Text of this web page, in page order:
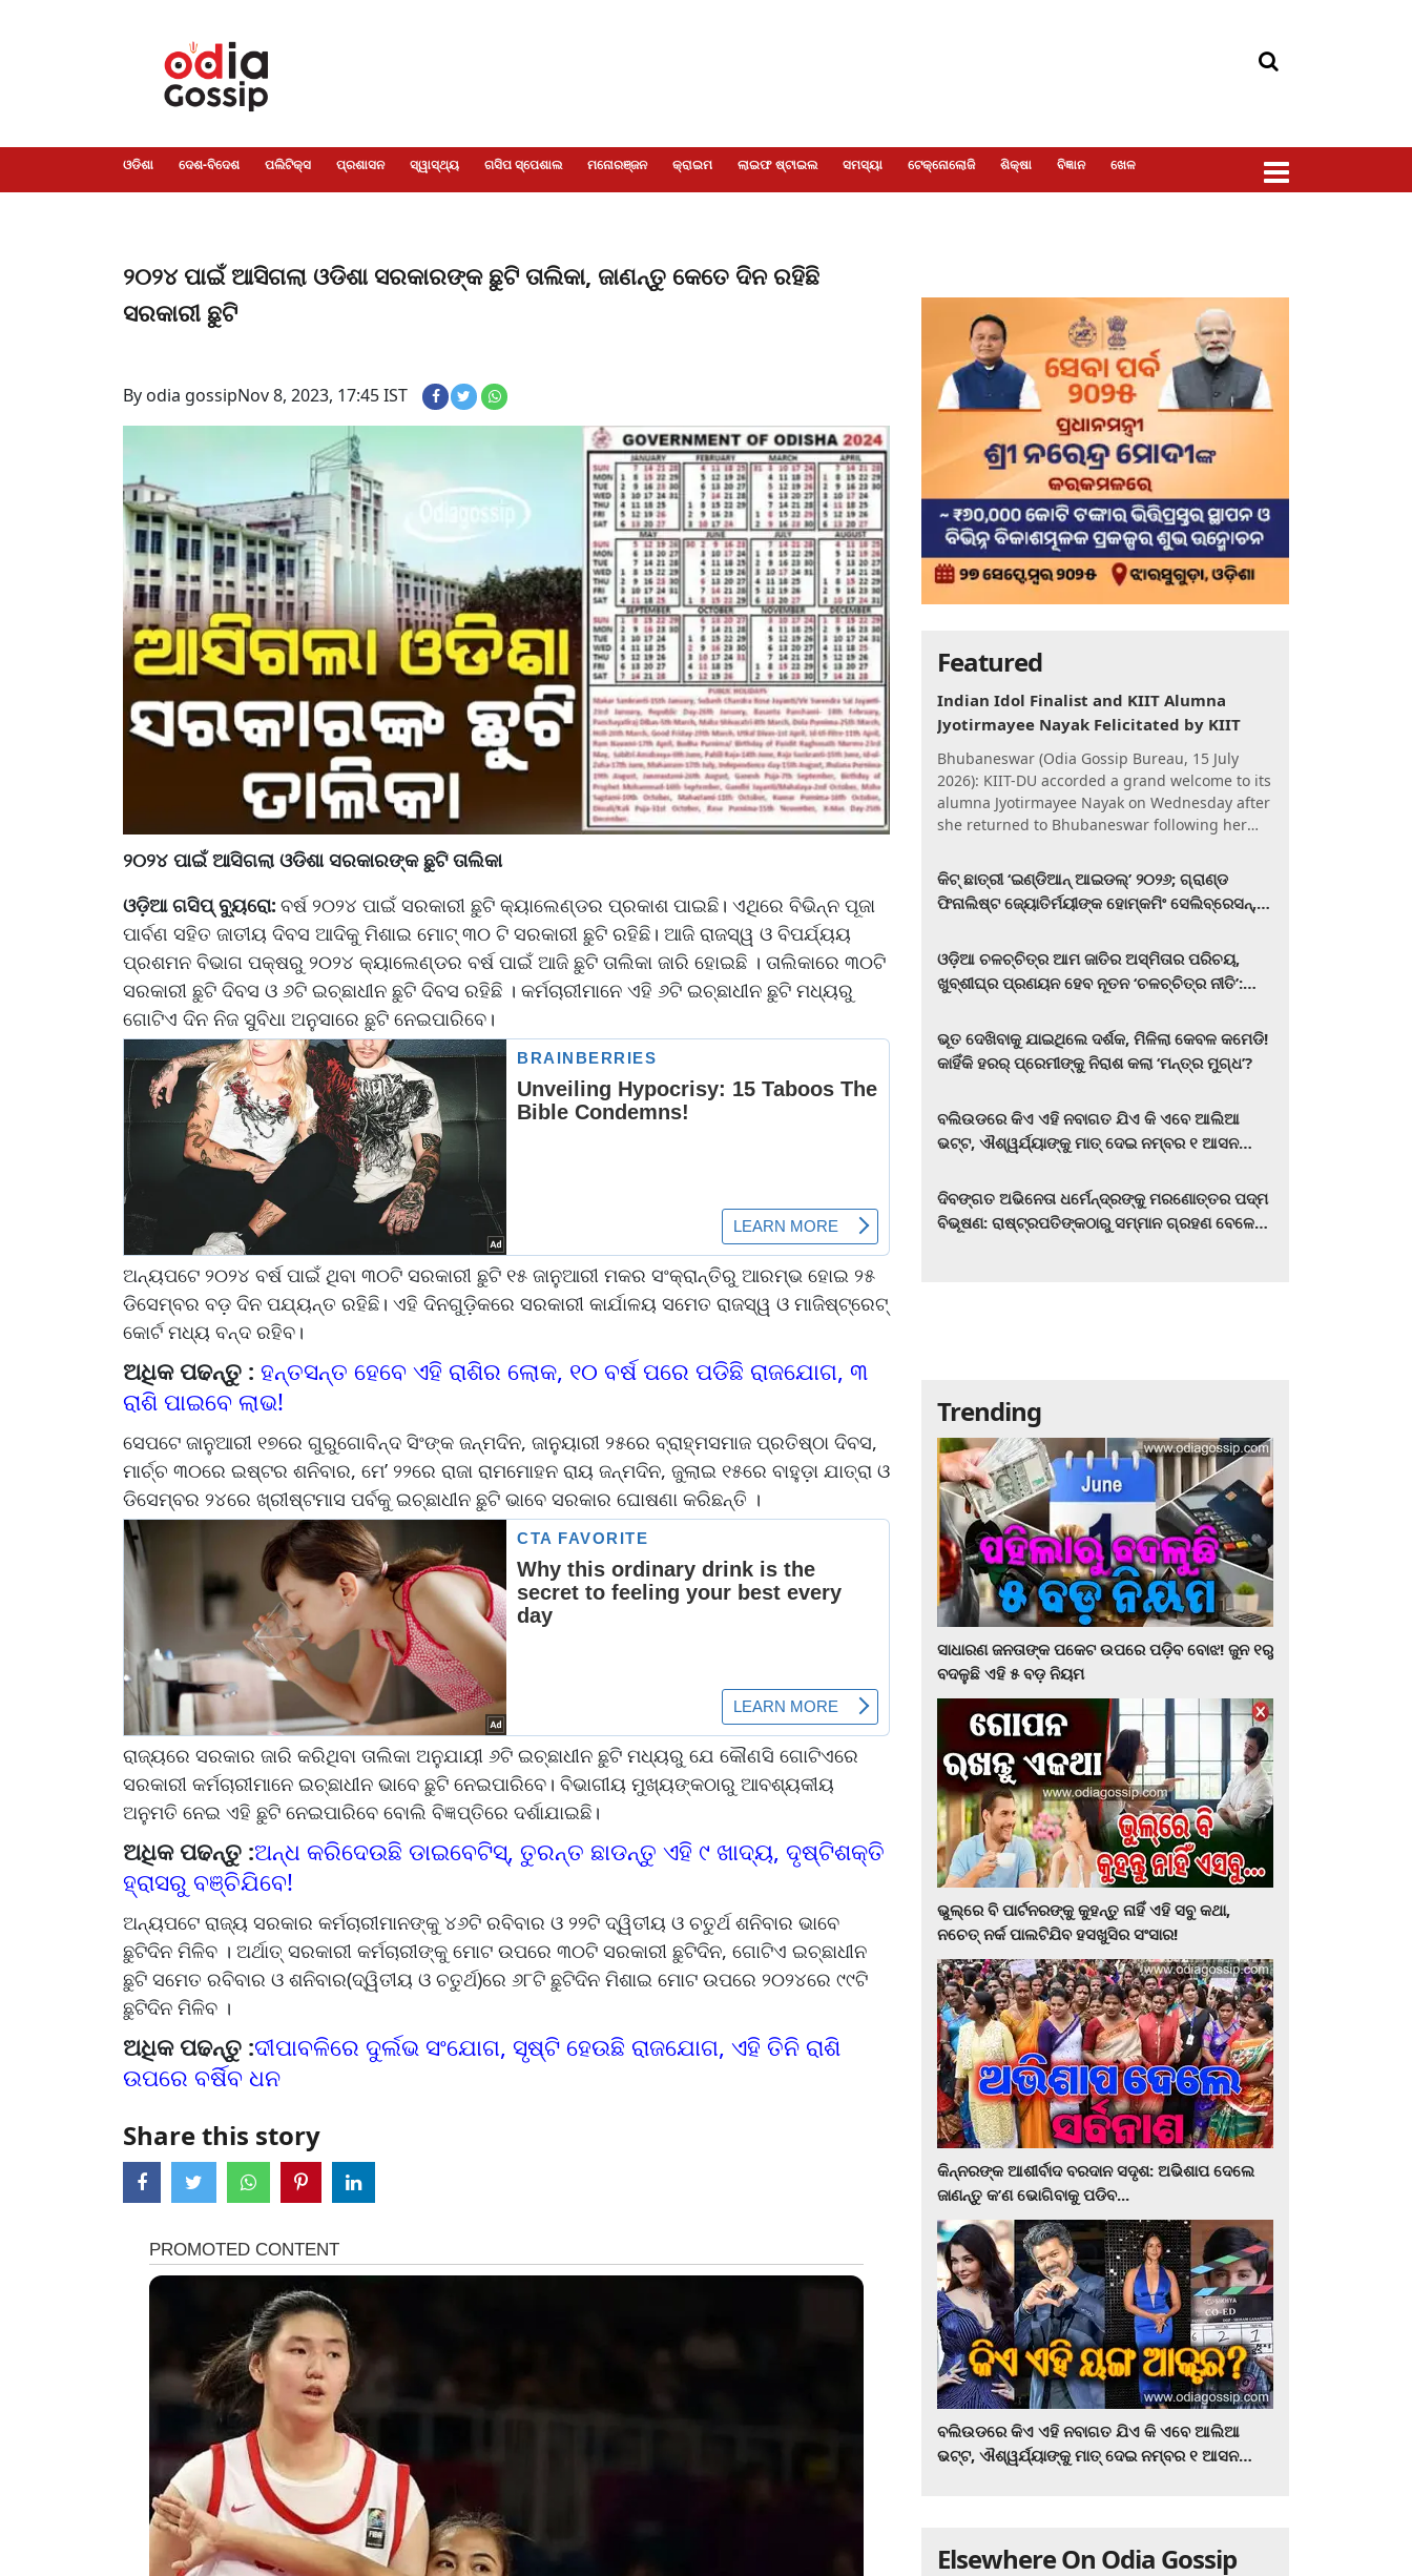
ଓଡିଶା ଦେଶ-ବିଦେଶ ପଲିଟିକ୍ସ ପ୍ରଶାସନ ସ୍ୱାସ୍ଥ୍ୟ ଗସିପ ସ୍ପେଶାଲ ମନୋରଞ୍ଜନ କ୍ରାଇମ ଲାଇଫ ଷ୍ଟାଇଲ ସମସ୍ୟା ଟେକ୍ନୋଲୋଜି ଶିକ୍ଷା ବିଜ୍ଞାନ ଖେଳ
୨୦୨୪ ପାଇଁ ଆସିଗଲା ଓଡିଶା ସରକାରଙ୍କ ଛୁଟି ତାଲିକା, ଜାଣନ୍ତୁ କେତେ ଦିନ ରହିଛି
ସରକାରୀ ଛୁଟି
By odia gossipNov 8, 2023, 17:45 IST
୨୦୨୪ ପାଇଁ ଆସିଗଲା ଓଡିଶା ସରକାରଙ୍କ ଛୁଟି ତାଲିକା
ଓଡ଼ିଆ ଗସିପ୍ ବ୍ୟୁରୋ: ବର୍ଷ ୨୦୨୪ ପାଇଁ ସରକାରୀ ଛୁଟି କ୍ୟାଲେଣ୍ଡର ପ୍ରକାଶ ପାଇଛି। ଏଥିରେ ବିଭିନ୍ନ ପୂଜା
ପାର୍ବଣ ସହିତ ଜାତୀୟ ଦିବସ ଆଦିକୁ ମିଶାଇ ମୋଟ୍ ୩୦ ଟି ସରକାରୀ ଛୁଟି ରହିଛି। ଆଜି ରାଜସ୍ୱ ଓ ବିପର୍ଯ୍ୟୟ
ପ୍ରଶମନ ବିଭାଗ ପକ୍ଷରୁ ୨୦୨୪ କ୍ୟାଲେଣ୍ଡର ବର୍ଷ ପାଇଁ ଆଜି ଛୁଟି ତାଲିକା ଜାରି ହୋଇଛି । ତାଲିକାରେ ୩୦ଟି
ସରକାରୀ ଛୁଟି ଦିବସ ଓ ୬ଟି ଇଚ୍ଛାଧୀନ ଛୁଟି ଦିବସ ରହିଛି । କର୍ମଚାରୀମାନେ ଏହି ୬ଟି ଇଚ୍ଛାଧୀନ ଛୁଟି ମଧ୍ୟରୁ
ଗୋଟିଏ ଦିନ ନିଜ ସୁବିଧା ଅନୁସାରେ ଛୁଟି ନେଇପାରିବେ।
ଅନ୍ୟପଟେ ୨୦୨୪ ବର୍ଷ ପାଇଁ ଥିବା ୩୦ଟି ସରକାରୀ ଛୁଟି ୧୫ ଜାନୁଆରୀ ମକର ସଂକ୍ରାନ୍ତିରୁ ଆରମ୍ଭ ହୋଇ ୨୫
ଡିସେମ୍ବର ବଡ଼ ଦିନ ପଯ୍ୟନ୍ତ ରହିଛି। ଏହି ଦିନଗୁଡ଼ିକରେ ସରକାରୀ କାର୍ଯାଳୟ ସମେତ ରାଜସ୍ୱ ଓ ମାଜିଷ୍ଟ୍ରେଟ୍‌‌
କୋର୍ଟ ମଧ୍ୟ ବନ୍ଦ ରହିବ।
ଅଧିକ ପଢନ୍ତୁ : ହନ୍ତସନ୍ତ ହେବେ ଏହି ରାଶିର ଲୋକ, ୧୦ ବର୍ଷ ପରେ ପଡିଛି ରାଜଯୋଗ, ୩
ରାଶି ପାଇବେ ଲାଭ!
ସେପଟେ ଜାନୁଆରୀ ୧୭ରେ ଗୁରୁଗୋବିନ୍ଦ ସିଂଙ୍କ ଜନ୍ମଦିନ, ଜାନୁୟାରୀ ୨୫ରେ ବ୍ରାହ୍ମସମାଜ ପ୍ରତିଷ୍ଠା ଦିବସ,
ମାର୍ଚ୍ଚ ୩୦ରେ ଇଷ୍ଟର ଶନିବାର, ମେ’ ୨୨ରେ ରାଜା ରାମମୋହନ ରାୟ ଜନ୍ମଦିନ, ଜୁଲାଇ ୧୫ରେ ବାହୁଡ଼ା ଯାତ୍ରା ଓ
ଡିସେମ୍ବର ୨୪ରେ ଖ୍ରୀଷ୍ଟମାସ ପର୍ବକୁ ଇଚ୍ଛାଧୀନ ଛୁଟି ଭାବେ ସରକାର ଘୋଷଣା କରିଛନ୍ତି ।
ରାଜ୍ୟରେ ସରକାର ଜାରି କରିଥିବା ତାଲିକା ଅନୁଯାୟୀ ୬ଟି ଇଚ୍ଛାଧୀନ ଛୁଟି ମଧ୍ୟରୁ ଯେ କୌଣସି ଗୋଟିଏରେ
ସରକାରୀ କର୍ମଚାରୀମାନେ ଇଚ୍ଛାଧୀନ ଭାବେ ଛୁଟି ନେଇପାରିବେ। ବିଭାଗୀୟ ମୁଖ୍ୟଙ୍କଠାରୁ ଆବଶ୍ୟକୀୟ
ଅନୁମତି ନେଇ ଏହି ଛୁଟି ନେଇପାରିବେ ବୋଲି ବିଜ୍ଞପ୍ତିରେ ଦର୍ଶାଯାଇଛି।
ଅଧିକ ପଢନ୍ତୁ :ଅନ୍ଧ କରିଦେଉଛି ଡାଇବେଟିସ୍‌, ତୁରନ୍ତ ଛାଡନ୍ତୁ ଏହି ୯ ଖାଦ୍ୟ, ଦୃଷ୍ଟିଶକ୍ତି
ହ୍ରାସରୁ ବଞ୍ଚିଯିବେ!
ଅନ୍ୟପଟେ ରାଜ୍ୟ ସରକାର କର୍ମଚାରୀମାନଙ୍କୁ ୪୬ଟି ରବିବାର ଓ ୨୨ଟି ଦ୍ୱିତୀୟ ଓ ଚତୁର୍ଥ ଶନିବାର ଭାବେ
ଛୁଟିଦିନ ମିଳିବ । ଅର୍ଥାତ୍ ସରକାରୀ କର୍ମଚାରୀଙ୍କୁ ମୋଟ ଉପରେ ୩୦ଟି ସରକାରୀ ଛୁଟିଦିନ, ଗୋଟିଏ ଇଚ୍ଛାଧୀନ
ଛୁଟି ସମେତ ରବିବାର ଓ ଶନିବାର(ଦ୍ୱିତୀୟ ଓ ଚତୁର୍ଥ)ରେ ୬୮ଟି ଛୁଟିଦିନ ମିଶାଇ ମୋଟ ଉପରେ ୨୦୨୪ରେ ୯୯ଟି
ଛୁଟିଦିନ ମିଳିବ ।
ଅଧିକ ପଢନ୍ତୁ :ଦୀପାବଳିରେ ଦୁର୍ଲଭ ସଂଯୋଗ, ସୃଷ୍ଟି ହେଉଛି ରାଜଯୋଗ, ଏହି ତିନି ରାଶି
ଉପରେ ବର୍ଷିବ ଧନ
Share this story
Featured
Indian Idol Finalist and KIIT Alumna
Jyotirmayee Nayak Felicitated by KIIT
Bhubaneswar (Odia Gossip Bureau, 15 July
2026): KIIT-DU accorded a grand welcome to its
alumna Jyotirmayee Nayak on Wednesday after
she returned to Bhubaneswar following her
କିଟ୍‍ ଛାତ୍ରୀ ‘ଇଣ୍ଡିଆନ୍ ଆଇଡଲ୍‌’ ୨୦୨୬; ଗ୍ରାଣ୍ଡ
ଫିନାଲିଷ୍ଟ ଜ୍ୟୋତିର୍ମୟୀଙ୍କ ହୋମ୍‍କମିଂ ସେଲିବ୍ରେସନ୍‍,
ଓଡ଼ିଆ ଚଳଚ୍ଚିତ୍ର ଆମ ଜାତିର ଅସ୍ମିତାର ପରିଚୟ,
ଖୁବ୍‌ଶୀଘ୍ର ପ୍ରଣୟନ ହେବ ନୂତନ ‘ଚଳଚ୍ଚିତ୍ର ନୀତି’:
ଭୂତ ଦେଖିବାକୁ ଯାଇଥିଲେ ଦର୍ଶକ, ମିଳିଲା କେବଳ କମେଡି!
କାହିଁକି ହରର୍‌ ପ୍ରେମୀଙ୍କୁ ନିରାଶ କଲା ‘ମନ୍ତ୍ର ମୁଗ୍ଧ’?
ବଲିଉଡରେ କିଏ ଏହି ନବାଗତ ଯିଏ କି ଏବେ ଆଲିଆ
ଭଟ୍ଟ, ଐଶ୍ୱର୍ଯ୍ୟାଙ୍କୁ ମାତ୍‌ ଦେଇ ନମ୍ବର ୧ ଆସନ
ଦିବଙ୍ଗତ ଅଭିନେତା ଧର୍ମେନ୍ଦ୍ରଙ୍କୁ ମରଣୋତ୍ତର ପଦ୍ମ
ବିଭୂଷଣ: ରାଷ୍ଟ୍ରପତିଙ୍କଠାରୁ ସମ୍ମାନ ଗ୍ରହଣ ବେଳେ
Trending
ସାଧାରଣ ଜନତାଙ୍କ ପକେଟ ଉପରେ ପଡ଼ିବ ବୋଝ! ଜୁନ ୧ରୁ
ବଦଳୁଛି ଏହି ୫ ବଡ଼ ନିୟମ
ଭୁଲ୍‌ରେ ବି ପାର୍ଟନରଙ୍କୁ କୁହନ୍ତୁ ନାହିଁ ଏହି ସବୁ କଥା,
ନଚେତ୍‌ ନର୍କ ପାଲଟିଯିବ ହସଖୁସିର ସଂସାର!
କିନ୍ନରଙ୍କ ଆଶୀର୍ବାଦ ବରଦାନ ସଦୃଶ: ଅଭିଶାପ ଦେଲେ
ଜାଣନ୍ତୁ କ’ଣ ଭୋଗିବାକୁ ପଡିବ...
ବଲିଉଡରେ କିଏ ଏହି ନବାଗତ ଯିଏ କି ଏବେ ଆଲିଆ
ଭଟ୍ଟ, ଐଶ୍ୱର୍ଯ୍ୟାଙ୍କୁ ମାତ୍‌ ଦେଇ ନମ୍ବର ୧ ଆସନ
Elsewhere On Odia Gossip